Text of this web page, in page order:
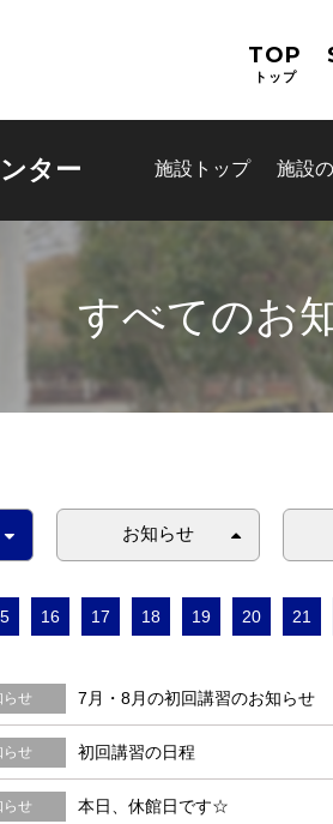
TOP
トップ
ター 施設トップ 施設
スポ
すべてのお
お知らせ
16 17 18 19 20 21
らせ 7月・8月の初回講習のお知らせ
らせ 初回講習の日程
らせ 本日、休館日です☆